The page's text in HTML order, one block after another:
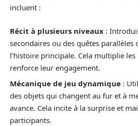
incluent :
Récit à plusieurs niveaux :
secondaires ou des quêtes
l’histoire principale. Cela multiplie
renforce leur engagement.
Mécanique de jeu dynamique :
des objets qui changent au fur et à
avance. Cela incite à la surprise et
participants.